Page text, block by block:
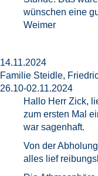
wünschen eine
Weimer
14.11.2024
Familie Steidle,
26.10-02.11.2024
Hallo Herr Zick,
zum ersten Mal
war sagenhaft.
Von der
alles lief